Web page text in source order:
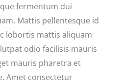
fermentum dui
Mattis pellentesque id
lobortis mattis aliquam
odio facilisis mauris
mauris pharetra et
Amet consectetur